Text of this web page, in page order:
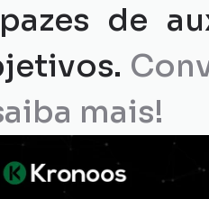
de
mais!